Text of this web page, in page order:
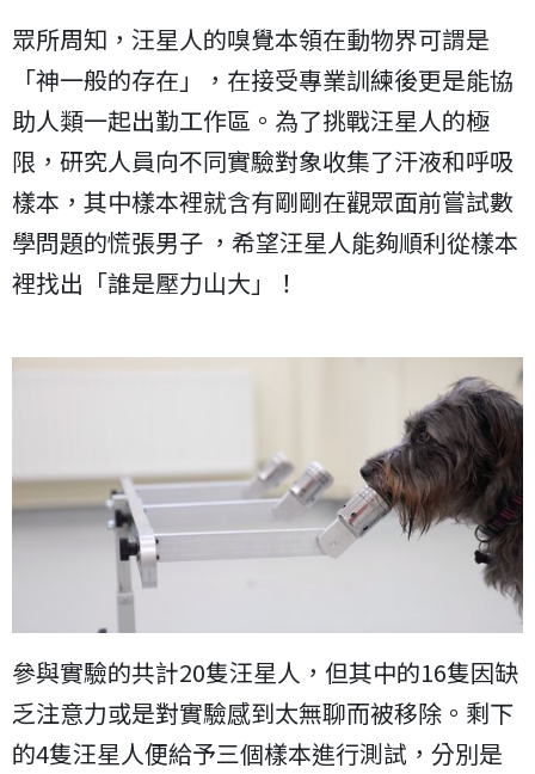
眾所周知，汪星人的嗅覺本領在動物界可謂是
「神一般的存在」，在接受專業訓練後更是能協
助人類一起出勤工作區。為了挑戰汪星人的極
限，研究人員向不同實驗對象收集了汗液和呼吸
樣本，其中樣本裡就含有剛剛在觀眾面前嘗試數
學問題的慌張男子 ，希望汪星人能夠順利從樣本
裡找出「誰是壓力山大」！
參與實驗的共計20隻汪星人，但其中的16隻因缺
乏注意力或是對實驗感到太無聊而被移除。剩下
的4隻汪星人便給予三個樣本進行測試，分別是